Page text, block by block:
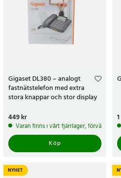
Gigaset DL380 – analogt
fastnätstelefon med extra
stora knappar och stor display
Pris:449 kr
449 kr
Varan finns i vårt fjärrlager, förväntas
Köp
NYHET